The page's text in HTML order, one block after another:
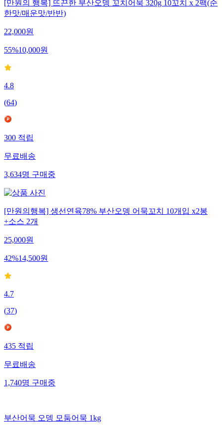
[만원의 행복] 뜨끈한 부산오뎅 꼬치어묵 320g 10꼬치 x 2팩(순
한맛/매운맛/반반)
22,000원
55%10,000원
4.8
(64)
300 적립
무료배송
3,634명 구매중
[만원의행복] 생선연육78% 부산오뎅 어묵꼬치 10개입 x2봉
+소스 2개
25,000원
42%14,500원
4.7
(37)
435 적립
무료배송
1,740명 구매중
부산어묵 오뎅 모둠어묵 1kg